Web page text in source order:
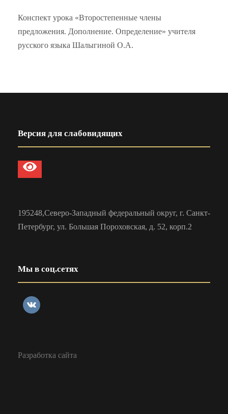
Конспект урока «Второстепенные члены
предложения. Дополнение. Определение» учителя
русского языка Шалыгиной О.А.
Версия для слабовидящих
195248,Северо-Западный федеральный округ, г. Санкт-
Петербург, ул. Большая Пороховская, д. 52, корп.2
Мы в соц.сетях
Разработка сайта